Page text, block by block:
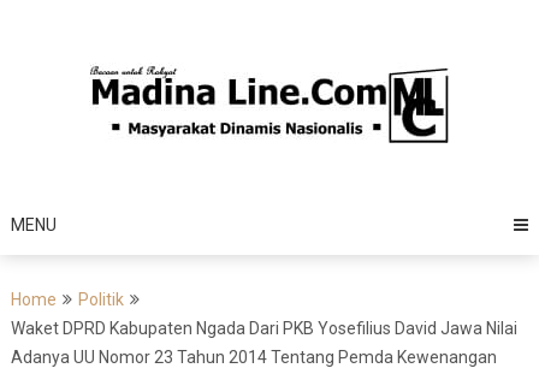
MENU
Home
Politik
Waket DPRD Kabupaten Ngada Dari PKB Yosefilius David Jawa Nilai
Adanya UU Nomor 23 Tahun 2014 Tentang Pemda Kewenangan